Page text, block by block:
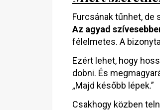
Furcsának tűnhet,
Az agyad
félelmetes. A
Ezért lehet, hogy
dobni. És
„Majd később lépek.”
Csakhogy közben